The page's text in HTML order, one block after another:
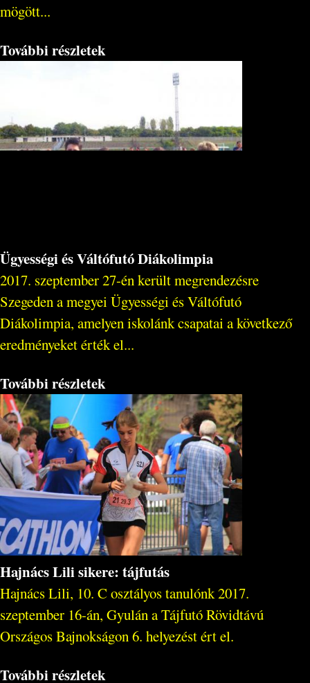
mögött...
További részletek
Ügyességi és Váltófutó Diákolimpia
2017. szeptember 27-én került megrendezésre
Szegeden a megyei Ügyességi és Váltófutó
Diákolimpia, amelyen iskolánk csapatai a következő
eredményeket érték el...
További részletek
Hajnács Lili sikere: tájfutás
Hajnács Lili, 10. C osztályos tanulónk 2017.
szeptember 16-án, Gyulán a Tájfutó Rövidtávú
Országos Bajnokságon 6. helyezést ért el.
További részletek